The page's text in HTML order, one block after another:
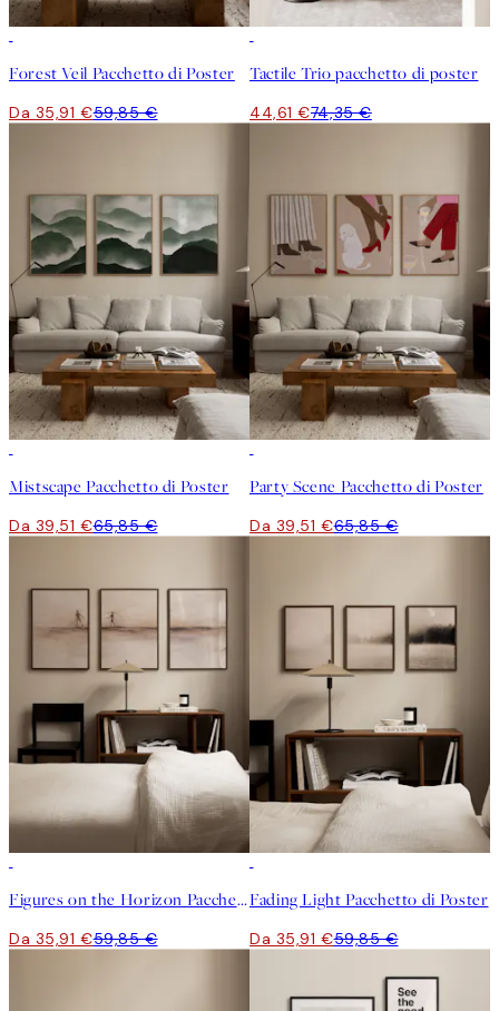
Forest Veil Pacchetto di Poster
Da 35,91 €59,85 €
Tactile Trio pacchetto di poster
44,61 €74,35 €
Mistscape Pacchetto di Poster
Da 39,51 €65,85 €
Party Scene Pacchetto di Poster
Da 39,51 €65,85 €
Figures on the Horizon Pacchetto di Poster
Da 35,91 €59,85 €
Fading Light Pacchetto di Poster
Da 35,91 €59,85 €